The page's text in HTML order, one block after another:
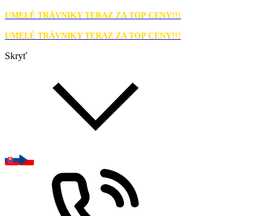
UMELÉ TRÁVNIKY TERAZ ZA TOP CENY!!!
UMELÉ TRÁVNIKY TERAZ ZA TOP CENY!!!
Skryť